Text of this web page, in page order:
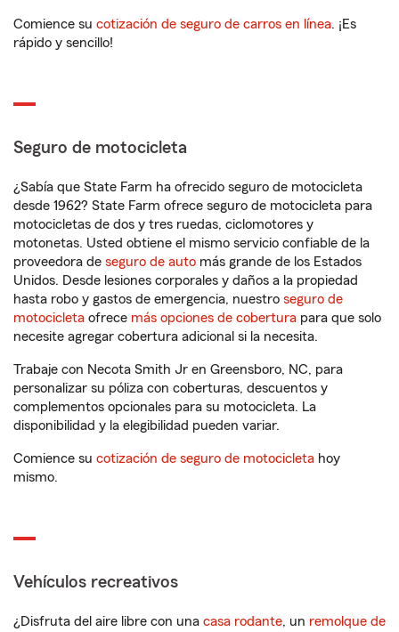
Comience su cotización de seguro de carros en línea. ¡Es
rápido y sencillo!
Seguro de motocicleta
¿Sabía que State Farm ha ofrecido seguro de motocicleta
desde 1962? State Farm ofrece seguro de motocicleta para
motocicletas de dos y tres ruedas, ciclomotores y
motonetas. Usted obtiene el mismo servicio confiable de la
proveedora de seguro de auto más grande de los Estados
Unidos. Desde lesiones corporales y daños a la propiedad
hasta robo y gastos de emergencia, nuestro seguro de
motocicleta ofrece más opciones de cobertura para que solo
necesite agregar cobertura adicional si la necesita.
Trabaje con Necota Smith Jr en Greensboro, NC, para
personalizar su póliza con coberturas, descuentos y
complementos opcionales para su motocicleta. La
disponibilidad y la elegibilidad pueden variar.
Comience su cotización de seguro de motocicleta hoy
mismo.
Vehículos recreativos
¿Disfruta del aire libre con una casa rodante, un remolque de